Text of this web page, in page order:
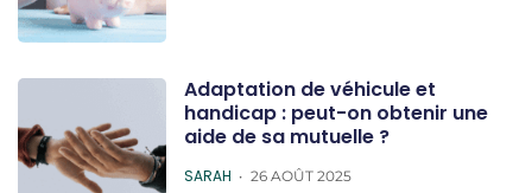
Adaptation de véhicule et
handicap : peut-on obtenir une
aide de sa mutuelle ?
POSTED
SARAH 26 AOÛT 2025